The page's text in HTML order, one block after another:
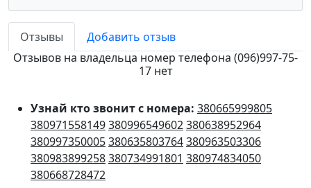
Отзывы
Добавить отзыв
Отзывов на владельца номер телефона (096)997-75-
17 нет
Узнай кто звонит с номера: 380665999805
380971558149380996549602380638952964
380997350005380635803764380963503306
380983899258380734991801 380974834050
380668728472